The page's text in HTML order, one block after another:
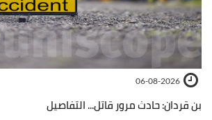
06-08-2026
بن قردان: حادث مرور قاتل... التفاصيل